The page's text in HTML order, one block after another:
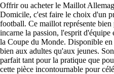
Offrir ou acheter le Maillot
Domicile, c'est faire le choix d'un
football. Ce maillot représente
incarne la passion, l'esprit
la Coupe du Monde. Disponible
bien aux adultes qu'aux jeunes.
parfait tant pour la pratique que
cette pièce incontournable pour